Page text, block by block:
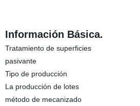
Información Básica.
Tratamiento de superficies
pasivante
Tipo de producción
La producción de lotes
método de mecanizado